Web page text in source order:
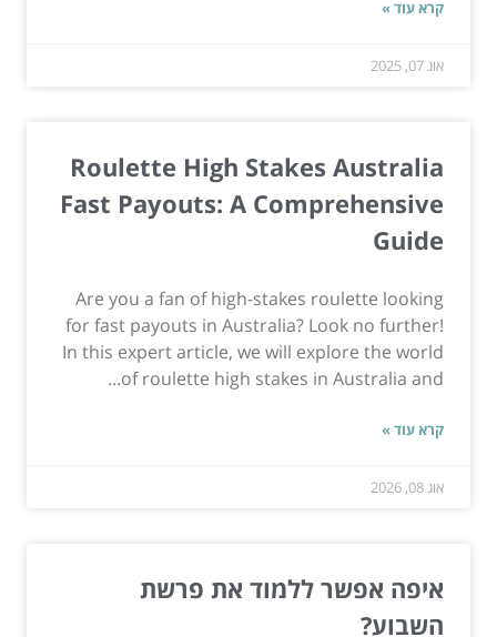
קרא עוד »
אוג 07, 2025
Roulette High Stakes Australia
Fast Payouts: A Comprehensive
Guide
Are you a fan of high-stakes roulette looking
for fast payouts in Australia? Look no further!
In this expert article, we will explore the world
of roulette high stakes in Australia and...
קרא עוד »
אוג 08, 2026
איפה אפשר ללמוד את פרשת
השבוע?